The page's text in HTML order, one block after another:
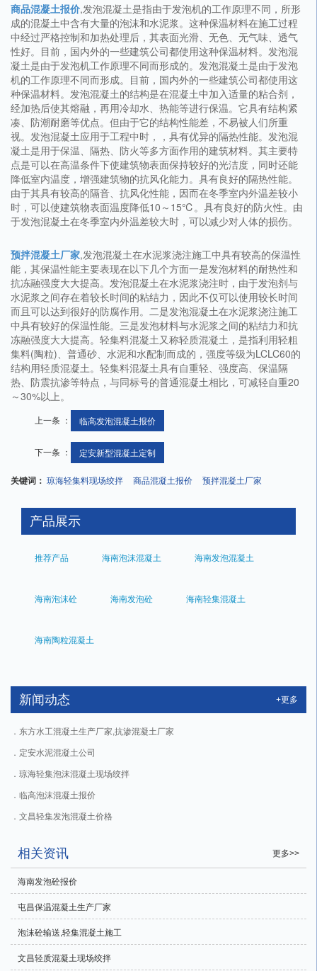
商品混凝土报价,发泡混凝土是指由于发泡机的工作原理不同，所形
成的混凝土中含有大量的泡沫和水泥浆。这种保温材料在施工过程
中经过严格控制和加热处理后，其表面光滑、无色、无气味、透气
性好。目前，国内外的一些建筑公司都使用这种保温材料。发泡混
凝土是由于发泡机工作原理不同而形成的。发泡混凝土是由于发泡
机的工作原理不同而形成。目前，国内外的一些建筑公司都使用这
种保温材料。发泡混凝土的结构是在混凝土中加入适量的粘合剂，
经加热后使其熔融，再用冷却水、热能等进行保温。它具有结构紧
凑、防潮耐磨等优点。但由于它的结构性能差，不易被人们所重
视。发泡混凝土应用于工程中时，，具有优异的隔热性能。发泡混
凝土是用于保温、隔热、防火等多方面作用的建筑材料。其主要特
点是可以在高温条件下使建筑物表面保持较好的光洁度，同时还能
降低室内温度，增强建筑物的抗风化能力。具有良好的隔热性能。
由于其具有较高的隔音、抗风化性能，因而在冬季室内外温差较小
时，可以使建筑物表面温度降低10～15℃。具有良好的防火性。由
于发泡混凝土在冬季室内外温差较大时，可以减少对人体的损伤。
预拌混凝土厂家,发泡混凝土在水泥浆浇注施工中具有较高的保温性
能，其保温性能主要表现在以下几个方面一是发泡材料的耐热性和
抗冻融强度大大提高。发泡混凝土在水泥浆浇注时，由于发泡剂与
水泥浆之间存在着较长时间的粘结力，因此不仅可以使用较长时间
而且可以达到很好的防腐作用。二是发泡混凝土在水泥浆浇注施工
中具有较好的保温性能。三是发泡材料与水泥浆之间的粘结力和抗
冻融强度大大提高。轻集料混凝土又称轻质混凝土，是指利用轻粗
集料(陶粒)、普通砂、水泥和水配制而成的，强度等级为LCLC60的
结构用轻质混凝土。轻集料混凝土具有自重轻、强度高、保温隔
热、防震抗渗等特点，与同标号的普通混凝土相比，可减轻自重20
～30%以上。
上一条 ： 临高发泡混凝土报价
下一条 ： 定安新型混凝土定制
关键词： 琼海轻集料现场绞拌 商品混凝土报价 预拌混凝土厂家
产品展示
推荐产品 海南泡沫混凝土 海南发泡混凝土
海南泡沫砼 海南发泡砼 海南轻集混凝土
海南陶粒混凝土
新闻动态 +更多
东方水工混凝土生产厂家,抗渗混凝土厂家
定安水泥混凝土公司
琼海轻集泡沫混凝土现场绞拌
临高泡沫混凝土报价
文昌轻集发泡混凝土价格
相关资讯 更多>>
海南发泡砼报价
屯昌保温混凝土生产厂家
泡沫砼输送,轻集混凝土施工
文昌轻质混凝土现场绞拌